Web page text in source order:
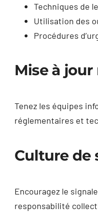
Techniques de
Utilisation des
Procédures
Mise à
Tenez les équipes
réglementaires et
Culture de
Encouragez le
responsabilité